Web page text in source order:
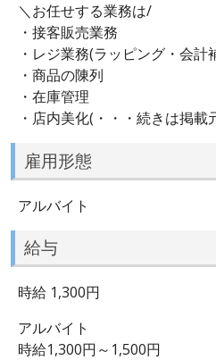
＼お任せする業務は/
・接客販売業務
・レジ業務(ラッピング・会計
・商品の陳列
・在庫管理
・店内美化(・・・続きは掲載
雇用形態
アルバイト
給与
時給 1,300円
アルバイト
時給1,300円～1,500円